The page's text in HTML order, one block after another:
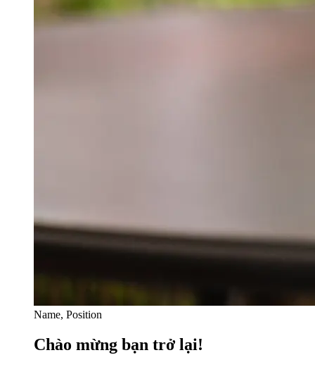
Name, Position
Chào mừng bạn trở lại!